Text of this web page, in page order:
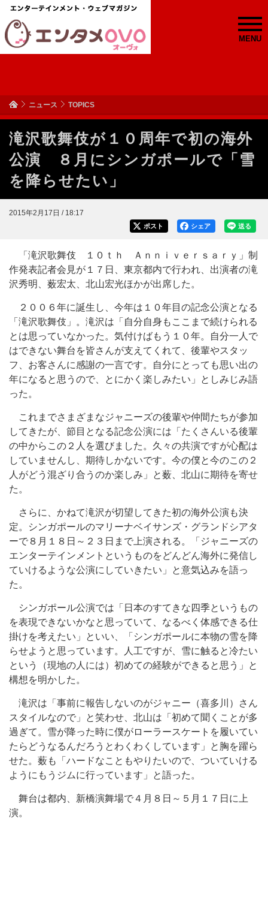
MENU
ニュース TOPICS
滝沢歌舞伎が１０周年で初の海外
公演 ８月にシンガポールで「雪
を降らせたい」
2015年2月17日 / 18:17
送る
シェア
ポスト
「滝沢歌舞伎 １０ｔｈ Ａｎｎｉｖｅｒｓａｒｙ」制
作発表記者会見が１７日、東京都内で行われ、出演者の滝
沢秀明、薮宏太、北山宏光ほかが出席した。
２００６年に誕生し、今年は１０年目の記念公演となる
「滝沢歌舞伎」。滝沢は「自分自身もここまで続けられる
とは思っていなかった。気付けばもう１０年。自分一人で
はできない舞台を皆さんが支えてくれて、後輩やスタッ
フ、お客さんに感謝の一言です。自分にとっても思い出の
年になると思うので、とにかく楽しみたい」としみじみ語
った。
これまでさまざまなジャニーズの後輩や仲間たちが参加
してきたが、節目となる記念公演には「たくさんいる後輩
の中からこの２人を選びました。久々の共演ですが心配は
していませんし、期待しかないです。今の僕と今のこの２
人がどう混ざり合うのか楽しみ」と薮、北山に期待を寄せ
た。
さらに、かねて滝沢が切望してきた初の海外公演も決
定。シンガポールのマリーナベイサンズ・グランドシアタ
ーで８月１８日～２３日まで上演される。「ジャニーズの
エンターテインメントというものをどんどん海外に発信し
ていけるような公演にしていきたい」と意気込みを語っ
た。
シンガポール公演では「日本のすてきな四季というもの
を表現できないかなと思っていて、なるべく体感できる仕
掛けを考えたい」といい、「シンガポールに本物の雪を降
らせようと思っています。人工ですが、雪に触ると冷たい
という（現地の人には）初めての経験ができると思う」と
構想を明かした。
滝沢は「事前に報告しないのがジャニー（喜多川）さん
スタイルなので」と笑わせ、北山は「初めて聞くことが多
過ぎて。雪が降った時に僕がローラースケートを履いてい
たらどうなるんだろうとわくわくしています」と胸を躍ら
せた。薮も「ハードなこともやりたいので、ついていける
ようにもうジムに行っています」と語った。
舞台は都内、新橋演舞場で４月８日～５月１７日に上
演。